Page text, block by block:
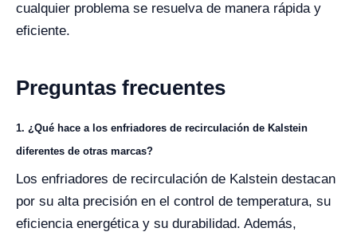
cualquier problema se resuelva de manera rápida y
eficiente.
Preguntas frecuentes
1. ¿Qué hace a los enfriadores de recirculación de Kalstein
diferentes de otras marcas?
Los enfriadores de recirculación de Kalstein destacan
por su alta precisión en el control de temperatura, su
eficiencia energética y su durabilidad. Además,